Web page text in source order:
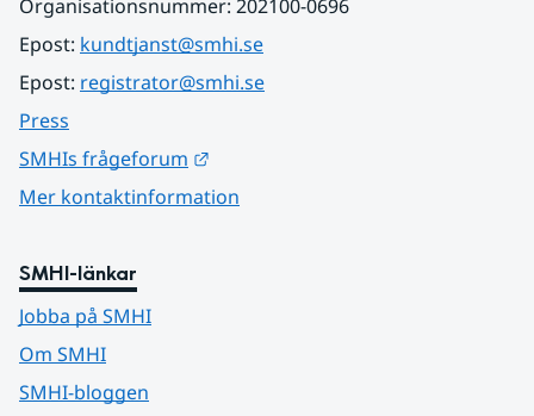
Organisationsnummer: 202100-0696
Epost: kundtjanst@smhi.se
Epost: registrator@smhi.se
Press
SMHIs frågeforum
Mer kontaktinformation
SMHI-länkar
Jobba på SMHI
Om SMHI
SMHI-bloggen